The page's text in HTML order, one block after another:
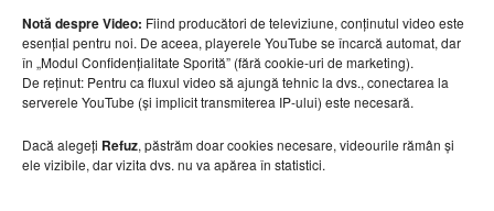
Notă despre Video: Fiind producători de televiziune, conținutul video este
esențial pentru noi. De aceea, playerele YouTube se încarcă automat, dar
în „Modul Confidențialitate Sporită” (fără cookie-uri de marketing).
De reținut: Pentru ca fluxul video să ajungă tehnic la dvs., conectarea la
serverele YouTube (și implicit transmiterea IP-ului) este necesară.
Dacă alegeți Refuz, păstrăm doar cookies necesare, videourile rămân și
ele vizibile, dar vizita dvs. nu va apărea în statistici.
OPINII & ANALIZE
43
Articole recomandate
Secretele construirii bungalourilor
6 august 2026